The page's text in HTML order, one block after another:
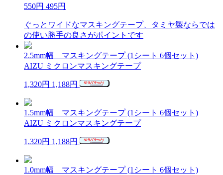
550円 495円
ぐっとワイドなマスキングテープ、タミヤ製ならでは
の使い勝手の良さがポイントです
2.5mm幅 マスキングテープ (1シート 6個セット)
AIZU ミクロンマスキングテープ
1,320円 1,188円
1.5mm幅 マスキングテープ (1シート 6個セット)
AIZU ミクロンマスキングテープ
1,320円 1,188円
1.0mm幅 マスキングテープ (1シート 6個セット)